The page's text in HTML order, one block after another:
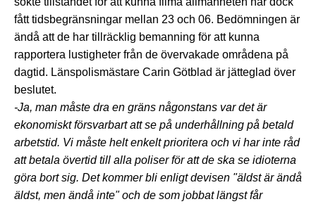
fått tidsbegränsningar mellan 23 och 06. Bedömningen är
ändå att de har tillräcklig bemanning för att kunna
rapportera lustigheter från de övervakade områdena på
dagtid. Länspolismästare Carin Götblad är jätteglad över
beslutet.
-Ja, man måste dra en gräns någonstans var det är
ekonomiskt försvarbart att se på underhållning på betald
arbetstid. Vi måste helt enkelt prioritera och vi har inte råd
att betala övertid till alla poliser för att de ska se idioterna
göra bort sig. Det kommer bli enligt devisen "äldst är ändå
äldst, men ändå inte" och de som jobbat längst får